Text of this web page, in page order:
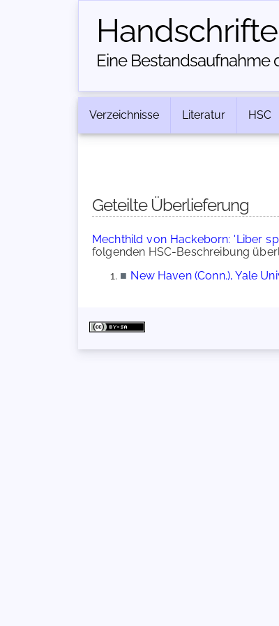
Eine Bestandsaufnahme
Verzeichnisse Literatur HSC
Geteilte Überlieferung
Mechthild von Hackeborn: 'Liber
folgenden HSC-Beschreibung
■ New Haven (Conn.), Yale